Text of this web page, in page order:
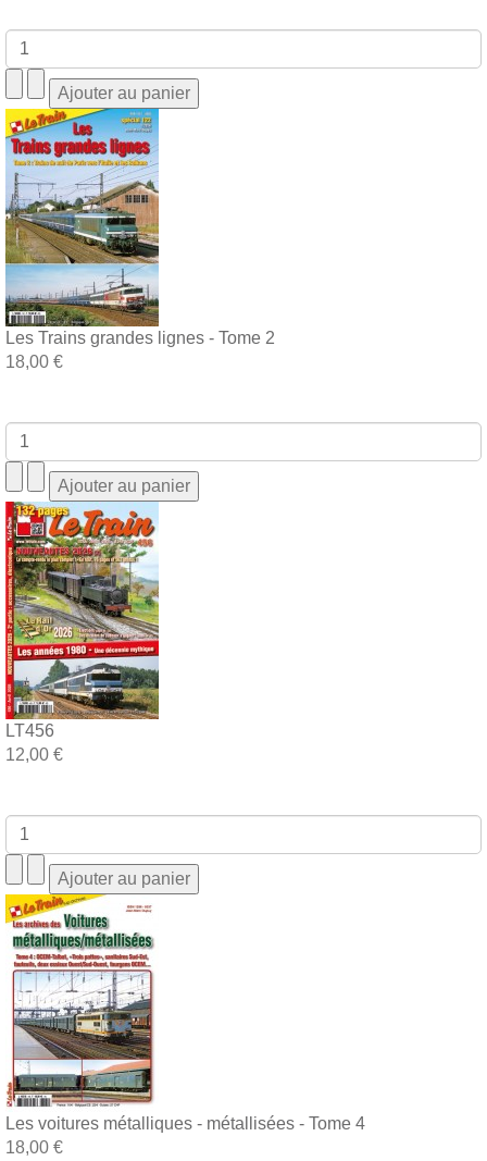
Les Trains grandes lignes - Tome 2
18,00 €
LT456
12,00 €
Les voitures métalliques - métallisées - Tome 4
18,00 €